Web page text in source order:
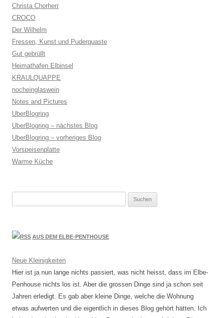
Christa Chorherr
CROCO
Der Wilhelm
Fressen, Kunst und Puderquaste
Gut gebrüllt
Heimathafen Elbinsel
KRAULQUAPPE
nocheinglaswein
Notes and Pictures
UberBlogring
UberBlogring – nächstes Blog
UberBlogring – vorheriges Blog
Vorspeisenplatte
Warme Küche
AUS DEM ELBE-PENTHOUSE
Neue Kleinigkeiten
Hier ist ja nun lange nichts passiert, was nicht heisst, dass im Elbe-
Penhouse nichts los ist. Aber die grossen Dinge sind ja schon seit
Jahren erledigt. Es gab aber kleine Dinge, welche die Wohnung
etwas aufwerten und die eigentlich in dieses Blog gehört hätten. Ich